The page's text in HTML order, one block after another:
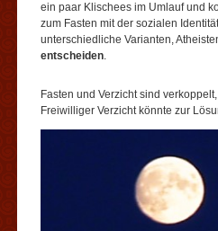
ein paar Klischees im Umlauf und
zum Fasten mit der sozialen
unterschiedliche Varianten,
entscheiden.
Fasten und Verzicht sind
Freiwilliger Verzicht könnte zur